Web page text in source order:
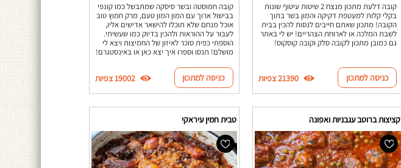
קובה דלעת מתכון מנצח 2 שיטות עיטוף שונות
בקלי קלות למעטפת דקיקה והמון בשר בתוך
הקובה! מתכון שאתם חייבים לנסות להכין בבית
לשבת המלכה או לארוחת הצהריים! יש לי באתר
גם כמובן מתכון לקובה סלק וקובה קוסקוס!
כניסה למתכון 21390 צפיות
קובה חמוסטה ובשר סיסקה שמתבשל כמו קונפי
בבישול ארוך עם המון המון טעם, מרק חמוץ טוב
אוכל מנחם שלא תוכלו להישאר אדישים אליו,
לעבור על ההוראות ולהכין בדיוק כמו שעשיתי.
הוספתי כפית סוכר לאיזון של החמיצות ויצא לי
מושלם! תנסו וספרו איך יצא כאן או באינסטגרם!
כניסה למתכון 19002 צפיות
קציצות ברוטב עגבניות ואפונה טבית חמין עיראקי